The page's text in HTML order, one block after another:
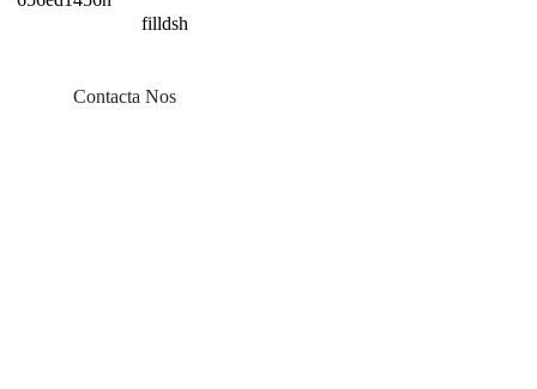
Contacta Nos